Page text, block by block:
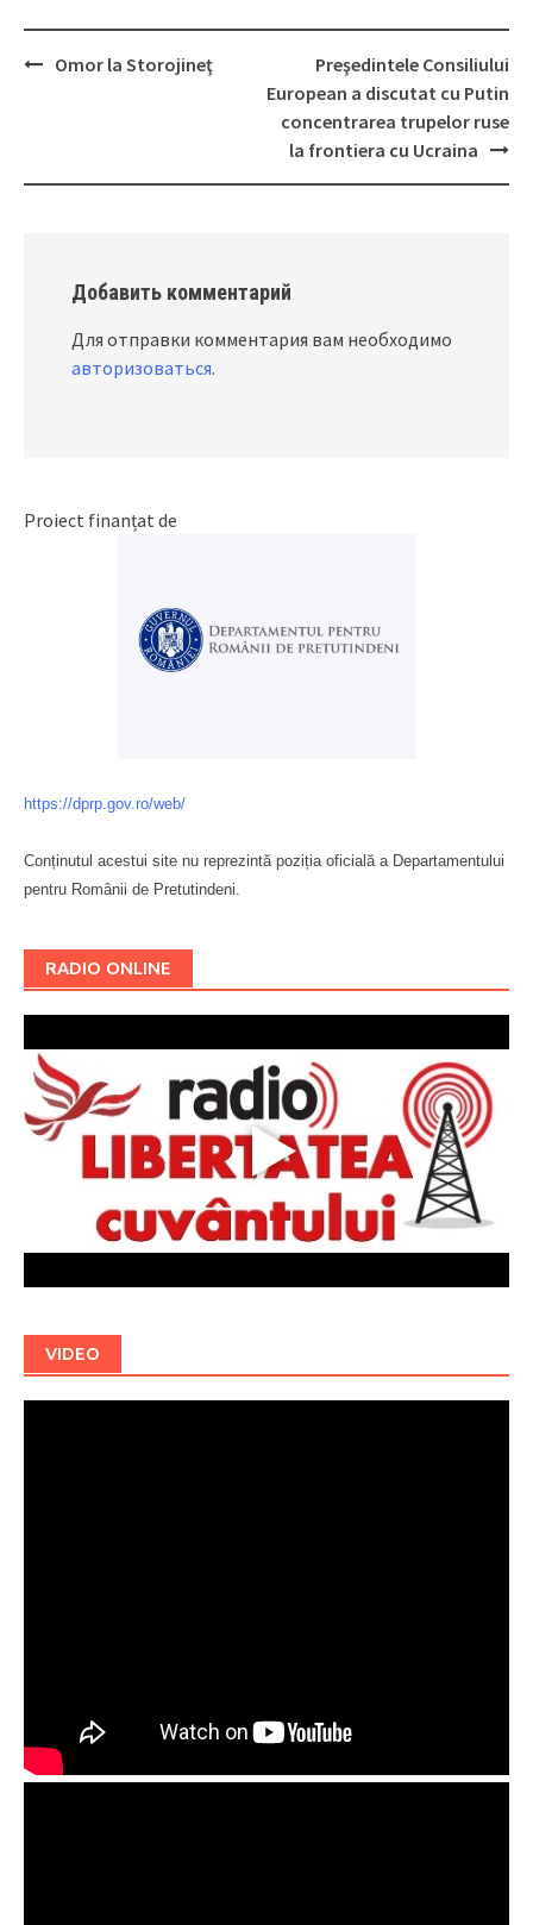
Omor la Storojineţ
Preşedintele Consiliului
European a discutat cu Putin
concentrarea trupelor ruse
la frontiera cu Ucraina
Добавить комментарий
Для отправки комментария вам необходимо
авторизоваться.
Proiect finanțat de
https://dprp.gov.ro/web/
Conținutul acestui site nu reprezintă poziția oficială a Departamentului
pentru Românii de Pretutindeni.
RADIO ONLINE
VIDEO